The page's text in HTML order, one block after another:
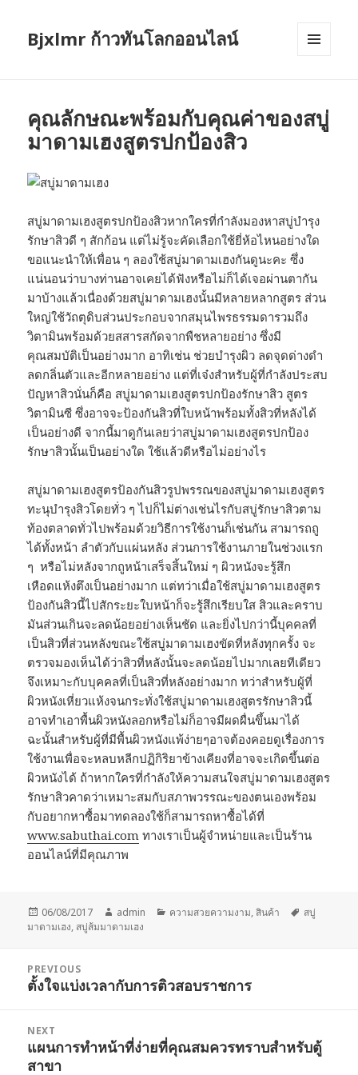
Bjxlmr ก้าวทันโลกออนไลน์
คุณลักษณะพร้อมกับคุณค่าของสบู่
มาดามเฮงสูตรปกป้องสิว
สบู่มาดามเฮงสูตรปกป้องสิวหากใครที่กำลังมองหาสบู่บำรุง
รักษาสิวดี ๆ สักก้อน แต่ไม่รู้จะคัดเลือกใช้ยี่ห้อไหนอย่างใด
ขอแนะนำให้เพื่อน ๆ ลองใช้สบู่มาดามเฮงกันดูนะคะ ซึ่ง
แน่นอนว่าบางท่านอาจเคยได้ฟังหรือไม่ก็ได้เจอผ่านตากัน
มาบ้างแล้วเนื่องด้วยสบู่มาดามเฮงนั้นมีหลายหลากสูตร ส่วน
ใหญ่ใช้วัถตุดิบส่วนประกอบจากสมุนไพรธรรมดารวมถึง
วิตามินพร้อมด้วยสสารสกัดจากพืชหลายอย่าง ซึ่งมี
คุณสมบัติเป็นอย่างมาก อาทิเช่น ช่วยบำรุงผิว ลดจุดด่างดำ
ลดกลิ่นตัวและอีกหลายอย่าง แต่ที่เจ๋งสำหรับผู้ที่กำลังประสบ
ปัญหาสิวนั่นก็คือ สบู่มาดามเฮงสูตรปกป้องรักษาสิว สูตร
วิตามินซี ซึ่งอาจจะป้องกันสิวที่ใบหน้าพร้อมทั้งสิวที่หลังได้
เป็นอย่างดี จากนี้มาดูกันเลยว่าสบู่มาดามเฮงสูตรปกป้อง
รักษาสิวนั้นเป็นอย่างใด ใช้แล้วดีหรือไม่อย่างไร
สบู่มาดามเฮงสูตรป้องกันสิวรูปพรรณของสบู่มาดามเฮงสูตร
ทะนุบำรุงสิวโดยทั่ว ๆ ไปก็ไม่ต่างเช่นไรกับสบู่รักษาสิวตาม
ท้องตลาดทั่วไปพร้อมด้วยวิธีการใช้งานก็เช่นกัน สามารถถู
ได้ทั้งหน้า ลำตัวกับแผ่นหลัง ส่วนการใช้งานภายในช่วงแรก
ๆ หรือไม่หลังจากถูหน้าเสร็จสิ้นใหม่ ๆ ผิวหนังจะรู้สึก
เหือดแห้งตึงเป็นอย่างมาก แต่ทว่าเมื่อใช้สบู่มาดามเฮงสูตร
ป้องกันสิวนี้ไปสักระยะใบหน้าก็จะรู้สึกเรียบใส สิวและคราบ
มันส่วนเกินจะลดน้อยอย่างเห็นชัด และยิ่งไปกว่านี้บุคคลที่
เป็นสิวที่ส่วนหลังขณะใช้สบู่มาดามเฮงขัดที่หลังทุกครั้ง จะ
ตรวจมองเห็นได้ว่าสิวที่หลังนั้นจะลดน้อยไปมากเลยทีเดียว
จึงเหมาะกับบุคคลที่เป็นสิวที่หลังอย่างมาก ทว่าสำหรับผู้ที่
ผิวหนังเหี่ยวแห้งจนกระทั่งใช้สบู่มาดามเฮงสูตรรักษาสิวนี้
อาจทำเอาพื้นผิวหนังลอกหรือไม่ก็อาจมีผดผื่นขึ้นมาได้
ฉะนั้นสำหรับผู้ที่มีพื้นผิวหนังแพ้ง่ายๆอาจต้องคอยดูเรื่องการ
ใช้งานเพื่อจะหลบหลีกปฏิกิริยาข้างเคียงที่อาจจะเกิดขึ้นต่อ
ผิวหนังได้ ถ้าหากใครที่กำลังให้ความสนใจสบู่มาดามเฮงสูตร
รักษาสิวคาดว่าเหมาะสมกับสภาพวรรณะของตนเองพร้อม
กับอยากหาซื้อมาทดลองใช้ก็สามารถหาซื้อได้ที่
www.sabuthai.com ทางเราเป็นผู้จำหน่ายและเป็นร้าน
ออนไลน์ที่มีคุณภาพ
Posted
on
06/08/2017 Author
admin Categories
ความสวยความงาม,สินค้า Tags
สบู่
มาดามเฮง, สบู่ส้มมาดามเฮง
navigation
PREVIOUS
Previous
ตั้งใจแบ่งเวลากับการติวสอบราชการ
NEXT
Next
post:
แผนการทำหน้าที่ง่ายที่คุณสมควรทราบสำหรับตู้
สาขา